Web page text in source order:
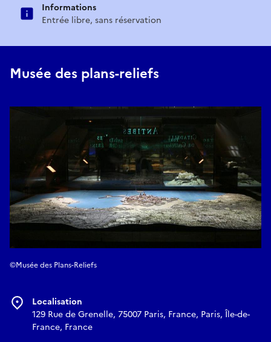
Informations
Entrée libre, sans réservation
Musée des plans-reliefs
©Musée des Plans-Reliefs
Localisation
129 Rue de Grenelle, 75007 Paris, France, Paris, Île-de-
France, France